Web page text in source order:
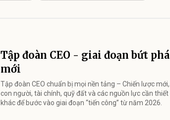
Tập đoàn CEO - giai đoạn bứt phá
mới
Tập đoàn CEO chuẩn bị mọi nền tảng – Chiến lược mới,
con người, tài chính, quỹ đất và các nguồn lực cần thiết
khác để bước vào giai đoạn “tiến công” từ năm 2026.